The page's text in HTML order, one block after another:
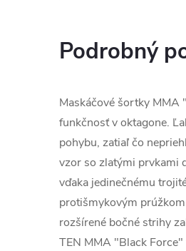
Podrobný
Maskáčové šortky
funkčnosť v oktagone.
pohybu, zatiaľ čo
vzor so zlatými prvkami
vďaka jedinečnému
protišmykovým
rozšírené bočné strihy
TEN MMA "Black